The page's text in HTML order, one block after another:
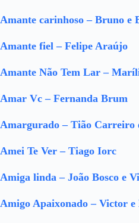
Amante carinhoso – Bruno e
Amante fiel – Felipe Araújo
Amante Não Tem Lar –
Amar Vc – Fernanda Brum
Amargurado – Tião Carreiro
Amei Te Ver – Tiago Iorc
Amiga linda – João Bosco e
Amigo Apaixonado – Victor e